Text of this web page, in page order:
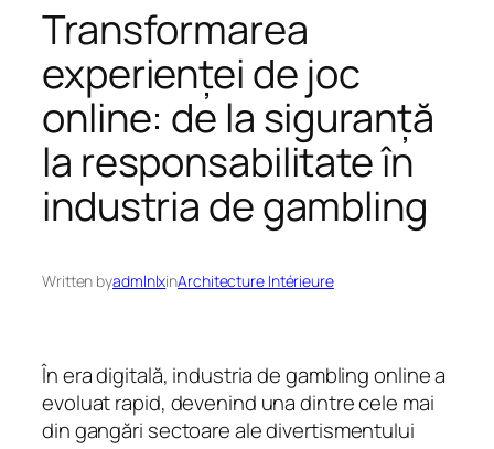
Transformarea
experienței de joc
online: de la siguranță
la responsabilitate în
industria de gambling
Written byadmlnlxinArchitecture Intérieure
În era digitală, industria de gambling online a
evoluat rapid, devenind una dintre cele mai
din gangări sectoare ale divertismentului